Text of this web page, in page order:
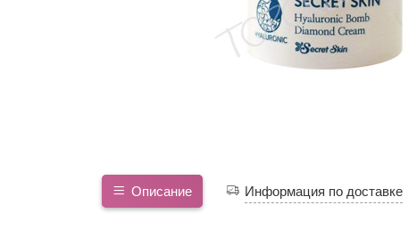
Описание Информация по доставке